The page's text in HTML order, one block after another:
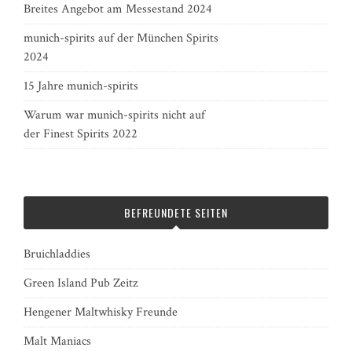
Breites Angebot am Messestand 2024
munich-spirits auf der München Spirits
2024
15 Jahre munich-spirits
Warum war munich-spirits nicht auf
der Finest Spirits 2022
BEFREUNDETE SEITEN
Bruichladdies
Green Island Pub Zeitz
Hengener Maltwhisky Freunde
Malt Maniacs